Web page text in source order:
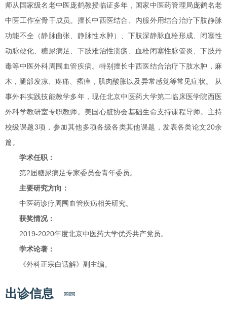
师从国家级名老中医庞鹤教授临证多年，国家中医药管理局庞鹤名老
中医工作室骨干成员。擅长中西医结合、内服外用结合治疗下肢静脉
功能不全（静脉曲张、静脉性水肿）、下肢深静脉血栓形成、闭塞性
动脉硬化、糖尿病足、下肢难治性溃疡、血栓闭塞性脉管炎、下肢丹
毒等中医外科周围血管疾病。特别擅长中西医结合治疗下肢水肿，麻
木，腿部发凉、疼痛、瘙痒，肌肉酸胀以及异常感觉等常见症状。 从
事外科实践技能教学多年，现任北京中医药大学第二临床医学院西医
外科学教研室专职教师。美国心脏协会基础生命支持课程导师。主持
校级课题3项，参加其他多项各级各类其他课题，发表各类论文20余
篇。
学术任职：
第2届糖尿病足专家委员会青年委员。
主要研究方向：
中医药诊疗周围血管疾病相关研究。
获奖情况：
2019-2020年度北京中医药大学优秀共产党员。
学术论著：
《外科正宗白话解》副主编。
出诊信息